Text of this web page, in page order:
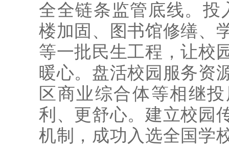
全全链条监管底线。投
楼加固、图书馆修缮、
等一批民生工程，让校
暖心。盘活校园服务资
区商业综合体等相继
利、更舒心。建立校园
机制，成功入选全国学